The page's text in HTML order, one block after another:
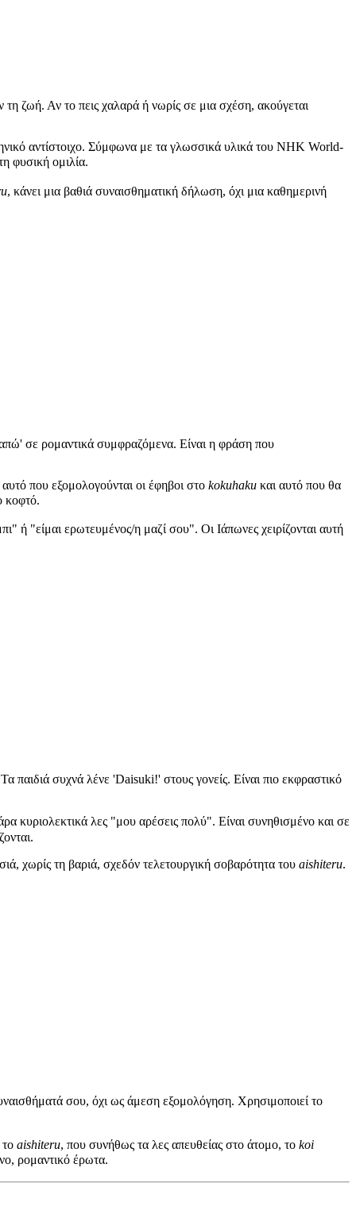
ζωή. Αν το πεις χαλαρά ή νωρίς σε μια σχέση, ακούγεται
αντίστοιχο. Σύμφωνα με τα γλωσσικά υλικά του NHK World-
φυσική ομιλία.
, κάνει μια βαθιά συναισθηματική δήλωση, όχι μια καθημερινή
σε ρομαντικά συμφραζόμενα. Είναι η φράση που
που εξομολογούνται οι έφηβοι στο kokuhaku και αυτό που θα
κοφτό.
ή "είμαι ερωτευμένος/η μαζί σου". Οι Ιάπωνες χειρίζονται αυτή
παιδιά συχνά λένε 'Daisuki!' στους γονείς. Είναι πιο εκφραστικό
κυριολεκτικά λες "μου αρέσεις πολύ". Είναι συνηθισμένο και σε
χωρίς τη βαριά, σχεδόν τελετουργική σοβαρότητα του aishiteru.
σου, όχι ως άμεση εξομολόγηση. Χρησιμοποιεί το
aishiteru, που συνήθως τα λες απευθείας στο άτομο, το koi
ρομαντικό έρωτα.